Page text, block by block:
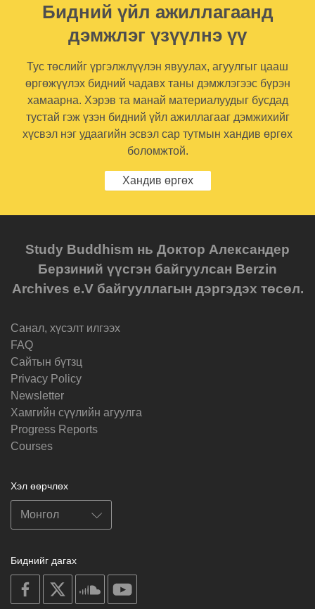
Бидний үйл ажиллагаанд
дэмжлэг үзүүлнэ үү
Тус төслийг үргэлжлүүлэн явуулах, агуулгыг цааш
өргөжүүлэх бидний чадавх таны дэмжлэгээс бүрэн
хамаарна. Хэрэв та манай материалуудыг бусдад
тустай гэж үзэн бидний үйл ажиллагааг дэмжихийг
хүсвэл нэг удаагийн эсвэл сар тутмын хандив өргөх
боломжтой.
Хандив өргөх
Study Buddhism нь Доктор Александер
Берзиний үүсгэн байгуулсан Berzin
Archives e.V байгууллагын дэргэдэх төсөл.
Санал, хүсэлт илгээх
FAQ
Cайтын бүтзц
Privacy Policy
Newsletter
Хамгийн сүүлийн агуулга
Progress Reports
Courses
Хэл өөрчлөх
Биднийг дагах
on
facebook
soundcloud